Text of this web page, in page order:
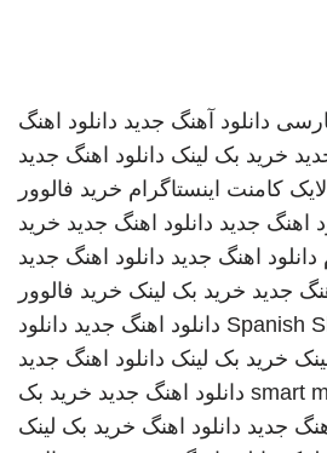
دانلود آهنگ جدید دانلود اهنگ
خرید بک لینک دانلود اهنگ جدید
کامنت اینستاگرام خرید فالوور
اهنگ جدید دانلود اهنگ جدید خرید
دانلود اهنگ جدید دانلود اهنگ جدید
جدید خرید بک لینک خرید فالوور
Spanish دانلود اهنگ جدید دانلود
خرید بک لینک دانلود اهنگ جدید
smart دانلود اهنگ جدید خرید بک
جدید دانلود اهنگ خرید بک لینک